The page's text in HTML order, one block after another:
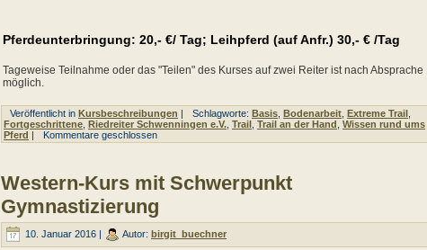
Pferdeunterbringung: 20,- €/ Tag; Leihpferd (auf Anfr.) 30,- € /Tag
Tageweise Teilnahme oder das "Teilen" des Kurses auf zwei Reiter ist nach Absprache
möglich.
Veröffentlicht in Kursbeschreibungen | Schlagworte: Basis Bodenarbeit Extreme Trail
Fortgeschrittene Riedreiter Schwenningen e.V. Trail Trail an der Hand Wissen rund ums
Pferd | Kommentare geschlossen
Western-Kurs mit Schwerpunkt
Gymnastizierung
10. Januar 2016 | Autor: birgit_buechner